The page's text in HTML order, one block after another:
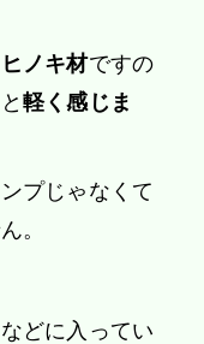
ヒノキ材ですの
軽く感じま
プじゃなくて
。
どに入ってい